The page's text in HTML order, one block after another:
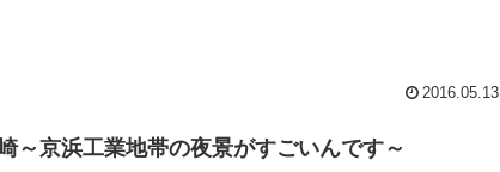
2016.05.13
～京浜工業地帯の夜景がすごいんです～